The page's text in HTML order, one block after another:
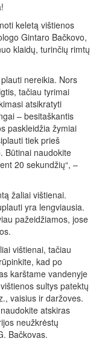
keletą vištienos
Gintaro Bačkovo,
klaidų, turinčių rimtų
nereikia. Nors
tačiau tyrimai
atsikratyti
– besitaškantis
paskleidžia žymiai
tiek prieš
Būtinai naudokite
20 sekundžių“, –
žaliai vištienai.
yra lengviausia.
pažeidžiamos, jose
vištienai, tačiau
kad po
karštame vandenyje
sultys patektų
vaisius ir daržoves.
atskiras
neužkrėstų
Bačkovas.